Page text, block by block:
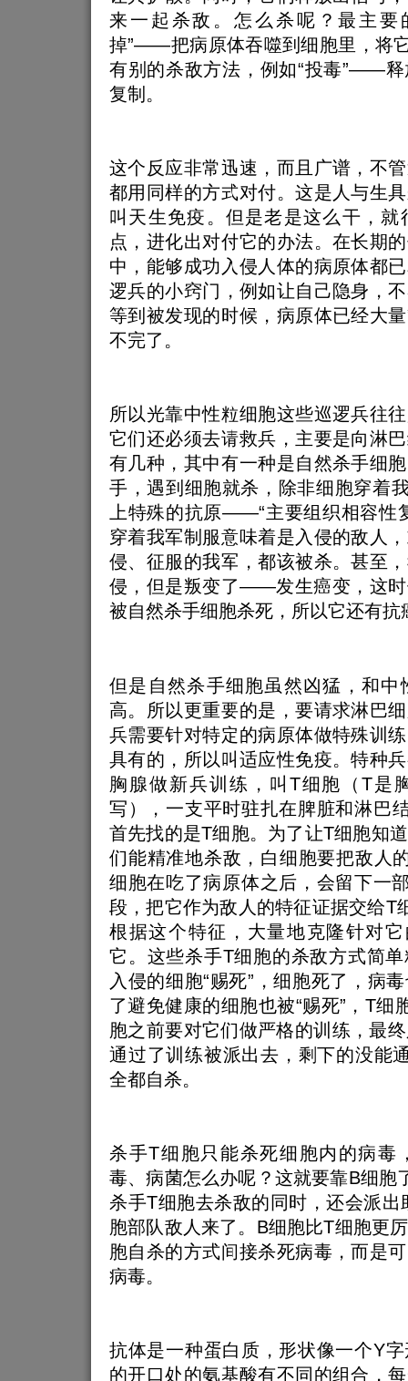
来一起杀敌。怎么杀呢？最主要
掉”——把病原体吞噬到细胞里，将
有别的杀敌方法，例如“投毒”——
复制。
这个反应非常迅速，而且广谱，不
都用同样的方式对付。这是人与生
叫天生免疫。但是老是这么干，就
点，进化出对付它的办法。在长期
中，能够成功入侵人体的病原体都
逻兵的小窍门，例如让自己隐身，
等到被发现的时候，病原体已经大
不完了。
所以光靠中性粒细胞这些巡逻兵往
它们还必须去请救兵，主要是向淋
有几种，其中有一种是自然杀手细
手，遇到细胞就杀，除非细胞穿着
上特殊的抗原——“主要组织相容性
穿着我军制服意味着是入侵的敌人
侵、征服的我军，都该被杀。甚至
侵，但是叛变了——发生癌变，这时
被自然杀手细胞杀死，所以它还有抗
但是自然杀手细胞虽然凶猛，和中
高。所以更重要的是，要请求淋巴
兵需要针对特定的病原体做特殊训
具有的，所以叫适应性免疫。特种
胸腺做新兵训练，叫T细胞（T是
写），一支平时驻扎在脾脏和淋巴
首先找的是T细胞。为了让T细胞知
们能精准地杀敌，白细胞要把敌人
细胞在吃了病原体之后，会留下一
段，把它作为敌人的特征证据交给T
根据这个特征，大量地克隆针对
它。这些杀手T细胞的杀敌方式简
入侵的细胞“赐死”，细胞死了，病
了避免健康的细胞也被“赐死”，T细
胞之前要对它们做严格的训练，最
通过了训练被派出去，剩下的没能
全都自杀。
杀手T细胞只能杀死细胞内的病毒
毒、病菌怎么办呢？这就要靠B细胞
杀手T细胞去杀敌的同时，还会派
胞部队敌人来了。B细胞比T细胞更
胞自杀的方式间接杀死病毒，而是
病毒。
抗体是一种蛋白质，形状像一个Y
的开口处的氨基酸有不同的组合，